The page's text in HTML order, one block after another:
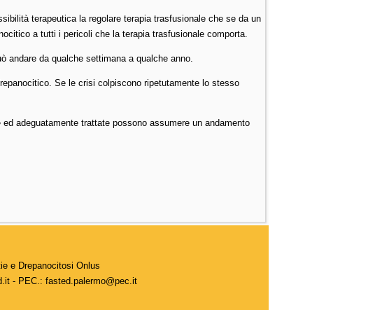
terapeutica la regolare terapia trasfusionale che se da un
a tutti i pericoli che la terapia trasfusionale comporta.
andare da qualche settimana a qualche anno.
Se le crisi colpiscono ripetutamente lo stesso
adeguatamente trattate possono assumere un andamento
e Drepanocitosi Onlus
- PEC.: fasted.palermo@pec.it